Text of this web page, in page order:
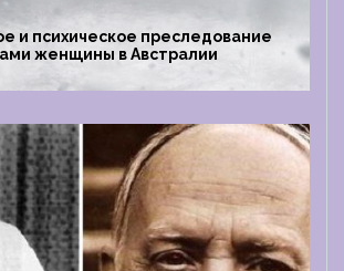
и психическое преследование
женщины в Австралии